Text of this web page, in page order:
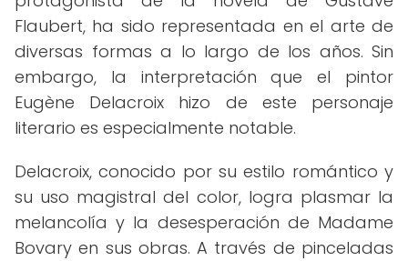
Flaubert, ha sido representada en el arte de
diversas formas a lo largo de los años. Sin
embargo, la interpretación que el pintor
Eugène Delacroix hizo de este personaje
literario es especialmente notable.
Delacroix, conocido por su estilo romántico y
su uso magistral del color, logra plasmar la
melancolía y la desesperación de Madame
Bovary en sus obras. A través de pinceladas